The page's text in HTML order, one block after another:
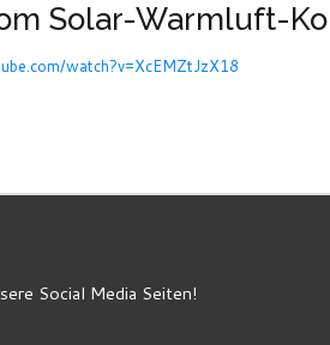
Solar-Warmluft-
watch?v=XcEMZtJzX18
Social Media Seiten!